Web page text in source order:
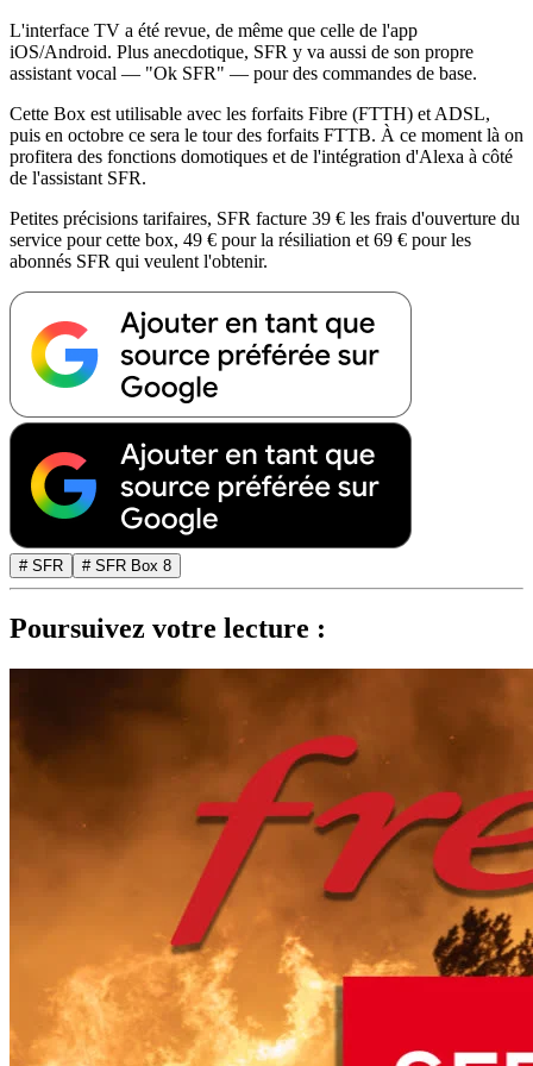
L'interface TV a été revue, de même que celle de l'app
iOS/Android. Plus anecdotique, SFR y va aussi de son propre
assistant vocal — "Ok SFR" — pour des commandes de base.
Cette Box est utilisable avec les forfaits Fibre (FTTH) et ADSL,
puis en octobre ce sera le tour des forfaits FTTB. À ce moment là on
profitera des fonctions domotiques et de l'intégration d'Alexa à côté
de l'assistant SFR.
Petites précisions tarifaires, SFR facture 39 € les frais d'ouverture du
service pour cette box, 49 € pour la résiliation et 69 € pour les
abonnés SFR qui veulent l'obtenir.
# SFR # SFR Box 8
Poursuivez votre lecture :